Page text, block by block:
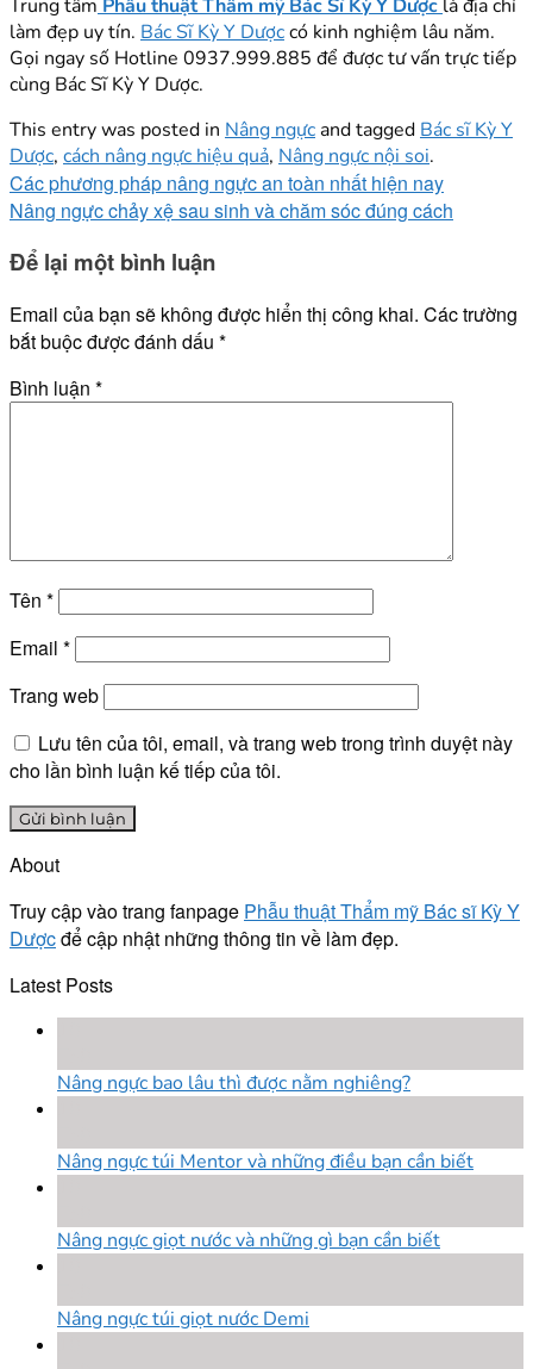
Trung tâm Phẫu thuật Thẩm mỹ Bác Sĩ Kỳ Y Dược là địa chỉ
làm đẹp uy tín. Bác Sĩ Kỳ Y Dượccó kinh nghiệm lâu năm.
Gọi ngay số Hotline 0937.999.885 để được tư vấn trực tiếp
cùng Bác Sĩ Kỳ Y Dược.
This entry was posted in Nâng ngựcand tagged Bác sĩ Kỳ Y
Dược, cách nâng ngực hiệu quả, Nâng ngực nội soi.
Các phương pháp nâng ngực an toàn nhất hiện nay
Nâng ngực chảy xệ sau sinh và chăm sóc đúng cách
Để lại một bình luận
Email của bạn sẽ không được hiển thị công khai. Các trường
bắt buộc được đánh dấu *
Bình luận *
Tên *
Email *
Trang web
Lưu tên của tôi, email, và trang web trong trình duyệt này
cho lần bình luận kế tiếp của tôi.
About
Truy cập vào trang fanpage Phẫu thuật Thẩm mỹ Bác sĩ Kỳ Y
Dượcđể cập nhật những thông tin về làm đẹp.
Latest Posts
Nâng ngực bao lâu thì được nằm nghiêng?
Nâng ngực túi Mentor và những điều bạn cần biết
Nâng ngực giọt nước và những gì bạn cần biết
Nâng ngực túi giọt nước Demi